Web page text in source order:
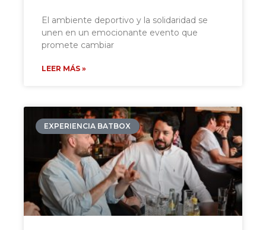
El ambiente deportivo y la solidaridad se
unen en un emocionante evento que
promete cambiar
LEER MÁS »
EXPERIENCIA BATBOX